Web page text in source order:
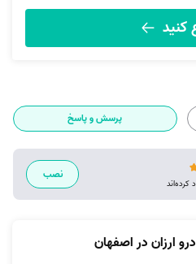
کنید
پرسش و پاسخ
نصب
ارزان در اصفهان